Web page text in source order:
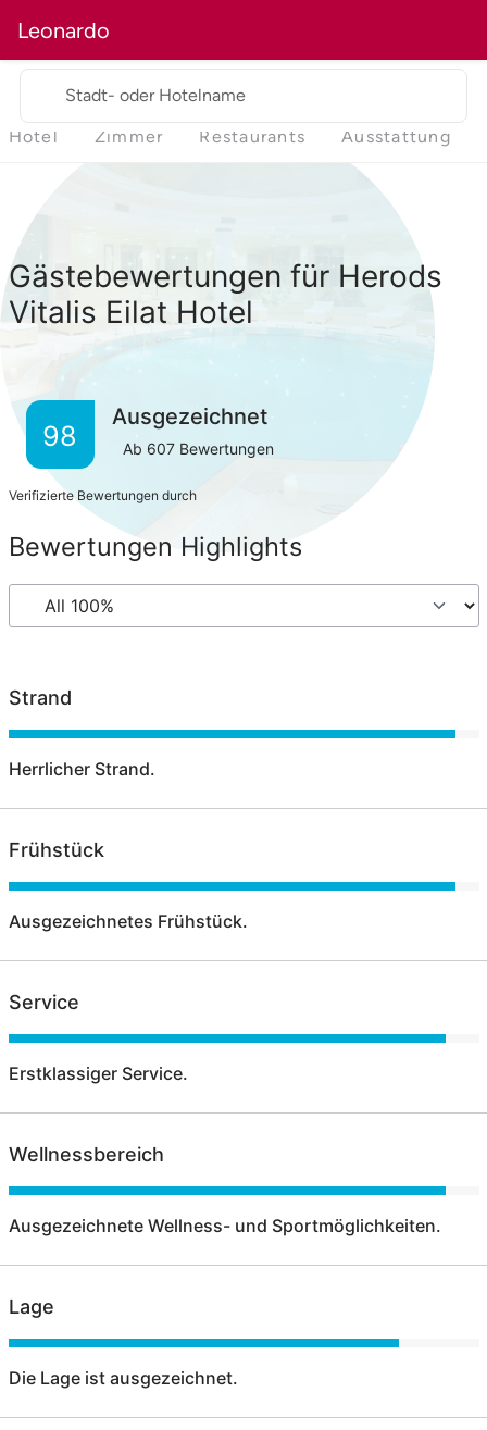
Leonardo
Stadt- oder Hotelname
Hotel Zimmer Restaurants Ausstattung
Gästebewertungen für Herods
Vitalis Eilat Hotel
98
Ausgezeichnet
Ab 607 Bewertungen
Verifizierte Bewertungen durch
Bewertungen Highlights
Strand
Herrlicher Strand.
Frühstück
Ausgezeichnetes Frühstück.
Service
Erstklassiger Service.
Wellnessbereich
Ausgezeichnete Wellness- und Sportmöglichkeiten.
Lage
Die Lage ist ausgezeichnet.